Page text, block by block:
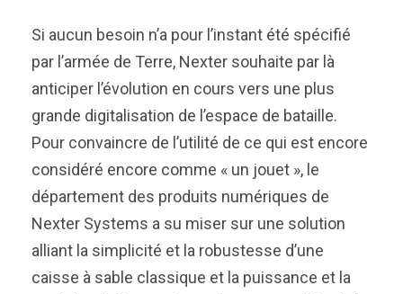
Si aucun besoin n’a pour l’instant été spécifié
par l’armée de Terre, Nexter souhaite par là
anticiper l’évolution en cours vers une plus
grande digitalisation de l’espace de bataille.
Pour convaincre de l’utilité de ce qui est encore
considéré encore comme « un jouet », le
département des produits numériques de
Nexter Systems a su miser sur une solution
alliant la simplicité et la robustesse d’une
caisse à sable classique et la puissance et la